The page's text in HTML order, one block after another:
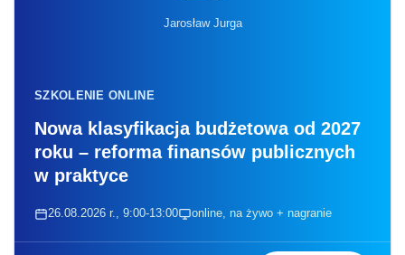
Jarosław Jurga
SZKOLENIE ONLINE
Nowa klasyfikacja budżetowa od 2027
roku – reforma finansów publicznych
w praktyce
26.08.2026 r., 9:00-13:00 online, na żywo + nagranie